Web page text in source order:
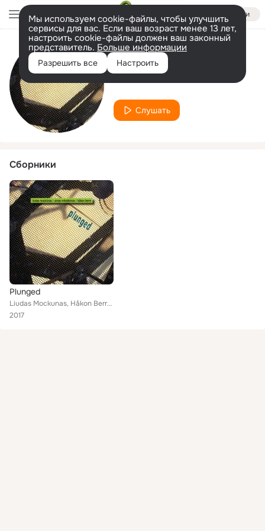
Войти
Мы используем cookie-файлы, чтобы улучшить
сервисы для вас. Если ваш возраст менее 13 лет,
настроить cookie-файлы должен ваш законный
представитель. Больше информации
Разрешить все Настроить
Исполнитель
Arnas Mikalkenas
Слушать
Сборники
Plunged
Liudas Mockunas, Håkon Berre, Arnas Mikalkenas
2017